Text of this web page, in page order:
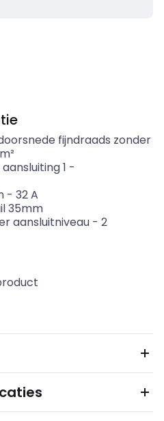
fijndraads zonder
1 -
- 32A
35mm
aansluitniveau- 2